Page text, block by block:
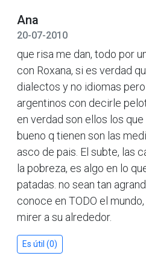
Ana
20-07-2010
que risa me dan, todo por
con Roxana, si es verdad
dialectos y no idiomas
argentinos con decirle
en verdad son ellos los
bueno q tienen son las
asco de pais. El subte, las
la pobreza, es algo en lo
patadas. no sean tan
conoce en TODO el
mirer a su alrededor.
Es útil (0)